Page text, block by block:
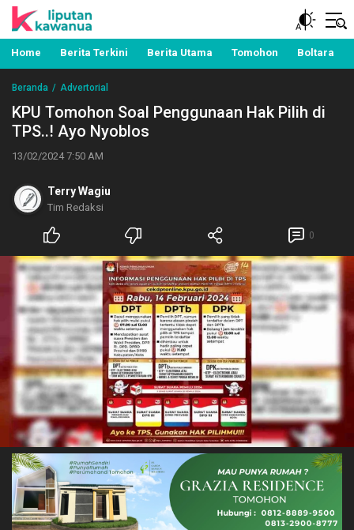
Liputan Kawanua
Berita Manado, Sulawesi Utara, Kawanua, Politik,
Pemerintahan, Hukum Kriminal dan Nasional
Home Berita Terkini Berita Utama Tomohon Boltara
Beranda Advertorial
KPU Tomohon Soal Penggunaan Hak Pilih di
TPS..! Ayo Nyoblos
13/02/2024 7:50 AM
Terry Wagiu
Tim Redaksi
0